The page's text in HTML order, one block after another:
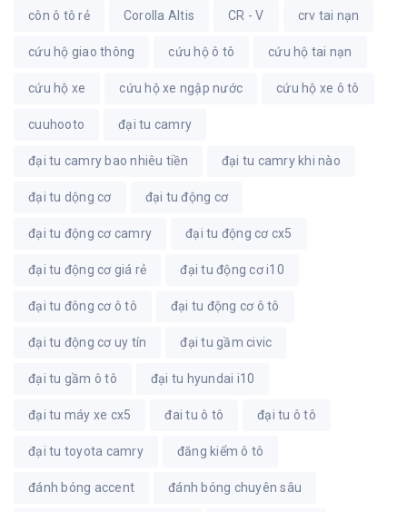
côn ô tô rẻ Corolla Altis CR - V crv tai nạn
cứu hộ giao thông cứu hộ ô tô cứu hộ tai nạn
cứu hộ xe cứu hộ xe ngập nước cứu hộ xe ô tô
cuuhooto đại tu camry
đại tu camry bao nhiêu tiền đại tu camry khi nào
đại tu dộng cơ đại tu động cơ
đại tu động cơ camry đại tu động cơ cx5
đại tu động cơ giá rẻ đại tu động cơ i10
đại tu đông cơ ô tô đại tu động cơ ô tô
đại tu động cơ uy tín đại tu gầm civic
đại tu gầm ô tô đại tu hyundai i10
đại tu máy xe cx5 đai tu ô tô đại tu ô tô
đại tu toyota camry đăng kiểm ô tô
đánh bóng accent đánh bóng chuyên sâu